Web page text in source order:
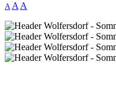
A A A